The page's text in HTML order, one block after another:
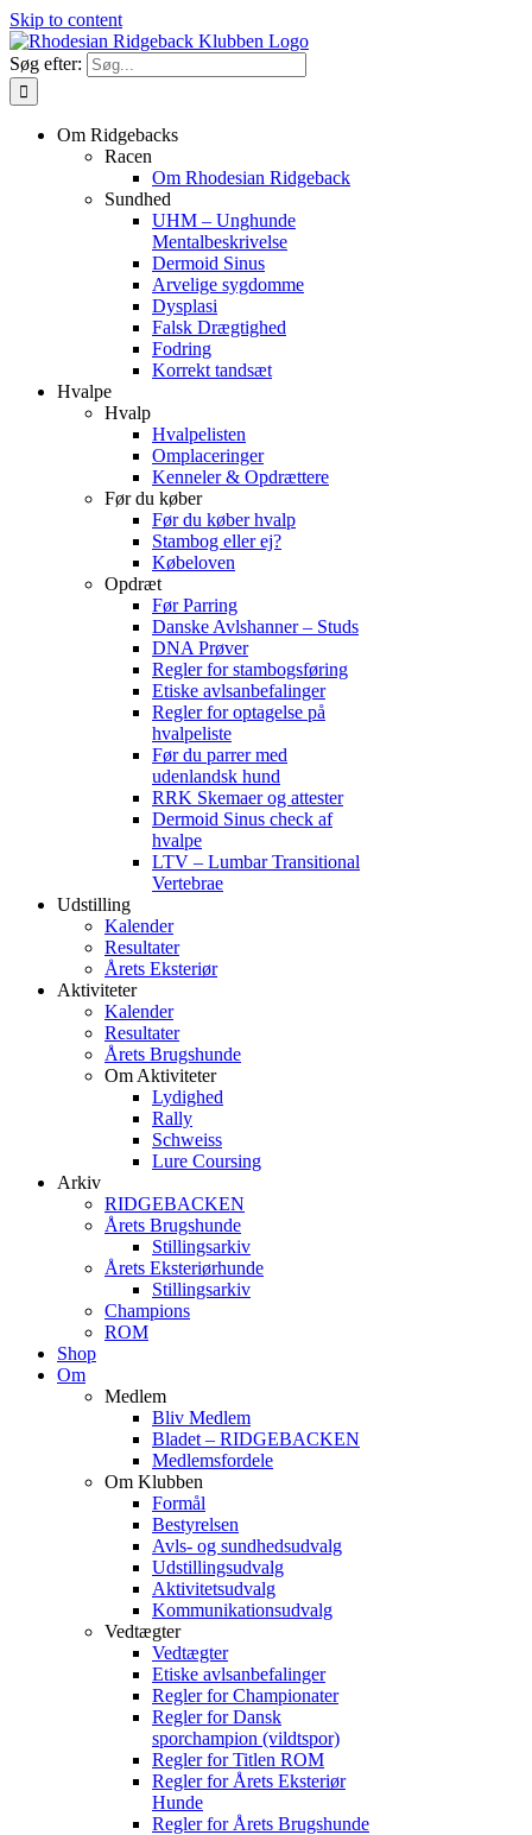
Skip to content
Søg efter:
Om Ridgebacks
Racen
Om Rhodesian Ridgeback
Sundhed
UHM – Unghunde
Mentalbeskrivelse
Dermoid Sinus
Arvelige sygdomme
Dysplasi
Falsk Drægtighed
Fodring
Korrekt tandsæt
Hvalpe
Hvalp
Hvalpelisten
Omplaceringer
Kenneler & Opdrættere
Før du køber
Før du køber hvalp
Stambog eller ej?
Købeloven
Opdræt
Før Parring
Danske Avlshanner – Studs
DNA Prøver
Regler for stambogsføring
Etiske avlsanbefalinger
Regler for optagelse på
hvalpeliste
Før du parrer med
udenlandsk hund
RRK Skemaer og attester
Dermoid Sinus check af
hvalpe
LTV – Lumbar Transitional
Vertebrae
Udstilling
Kalender
Resultater
Årets Eksteriør
Aktiviteter
Kalender
Resultater
Årets Brugshunde
Om Aktiviteter
Lydighed
Rally
Schweiss
Lure Coursing
Arkiv
RIDGEBACKEN
Årets Brugshunde
Stillingsarkiv
Årets Eksteriørhunde
Stillingsarkiv
Champions
ROM
Shop
Om
Medlem
Bliv Medlem
Bladet – RIDGEBACKEN
Medlemsfordele
Om Klubben
Formål
Bestyrelsen
Avls- og sundhedsudvalg
Udstillingsudvalg
Aktivitetsudvalg
Kommunikationsudvalg
Vedtægter
Vedtægter
Etiske avlsanbefalinger
Regler for Championater
Regler for Dansk
sporchampion (vildtspor)
Regler for Titlen ROM
Regler for Årets Eksteriør
Hunde
Regler for Årets Brugshunde